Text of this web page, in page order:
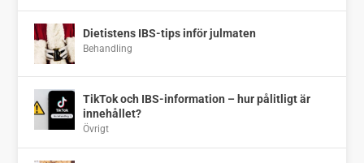
Dietistens IBS-tips inför julmaten
Behandling
TikTok och IBS-information – hur pålitligt är
innehållet?
Övrigt